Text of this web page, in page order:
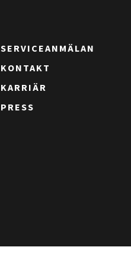
SERVICEANMÄLAN
KONTAKT
KARRIÄR
PRESS